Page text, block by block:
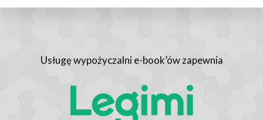
Usługę wypożyczalni e-book’ów zapewnia